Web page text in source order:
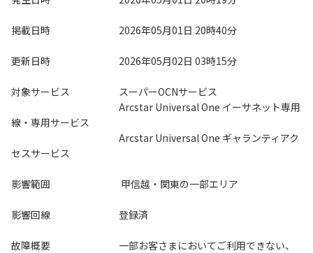
掲載日時 2026年05月01日 20時40分
更新日時 2026年05月02日 03時15分
対象サービス スーパーOCNサービス
Arcstar Universal One イーサネット専用
線・専用サービス
Arcstar Universal One ギャランティアク
セスサービス
影響範囲 甲信越・関東の一部エリア
影響回線 登録済
故障概要 一部お客さまにおいてご利用できない、